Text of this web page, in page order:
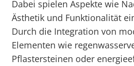
Dabei spielen Aspekte wie
Ästhetik und Funktionalität
Durch die Integration von
Elementen wie
Pflastersteinen oder